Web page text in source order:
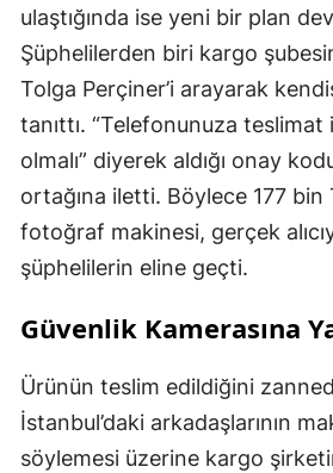
ulaştığında ise yeni bir plan
Şüphelilerden biri kargo
Tolga Perçiner’i arayarak
tanıttı. “Telefonunuza
olmalı” diyerek aldığı onay
ortağına iletti. Böylece 177
fotoğraf makinesi, gerçek
şüphelilerin eline geçti.
Güvenlik Kamerasına
Ürünün teslim edildiğini
İstanbul’daki arkadaşlarının
söylemesi üzerine kargo